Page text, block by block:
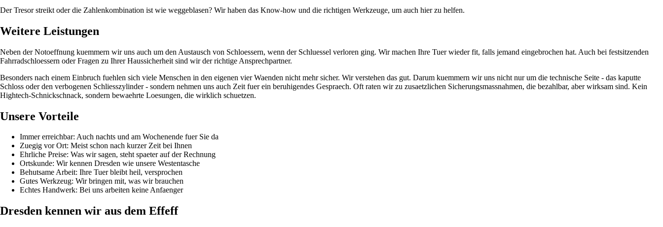
Der Tresor streikt oder die Zahlenkombination ist wie weggeblasen? Wir haben das Know-how und die richtigen Werkzeuge, um auch hier zu helfen.
Weitere Leistungen
Neben der Notoeffnung kuemmern wir uns auch um den Austausch von Schloessern, wenn der Schluessel verloren ging. Wir machen Ihre Tuer wieder fit, falls jemand eingebrochen hat. Auch bei festsitzenden
Fahrradschloessern oder Fragen zu Ihrer Haussicherheit sind wir der richtige Ansprechpartner.
Besonders nach einem Einbruch fuehlen sich viele Menschen in den eigenen vier Waenden nicht mehr sicher. Wir verstehen das gut. Darum kuemmern wir uns nicht nur um die technische Seite - das kaputte
Schloss oder den verbogenen Schliesszylinder - sondern nehmen uns auch Zeit fuer ein beruhigendes Gespraech. Oft raten wir zu zusaetzlichen Sicherungsmassnahmen, die bezahlbar, aber wirksam sind. Kein
Hightech-Schnickschnack, sondern bewaehrte Loesungen, die wirklich schuetzen.
Unsere Vorteile
Immer erreichbar: Auch nachts und am Wochenende fuer Sie da
Zuegig vor Ort: Meist schon nach kurzer Zeit bei Ihnen
Ehrliche Preise: Was wir sagen, steht spaeter auf der Rechnung
Ortskunde: Wir kennen Dresden wie unsere Westentasche
Behutsame Arbeit: Ihre Tuer bleibt heil, versprochen
Gutes Werkzeug: Wir bringen mit, was wir brauchen
Echtes Handwerk: Bei uns arbeiten keine Anfaenger
Dresden kennen wir aus dem Effeff